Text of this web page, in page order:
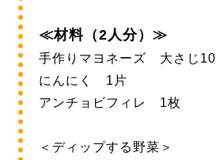
≪材料（2人分）≫
手作りマヨネーズ 大さじ10
にんにく 1片
アンチョビフィレ 1枚
＜ディップする野菜＞